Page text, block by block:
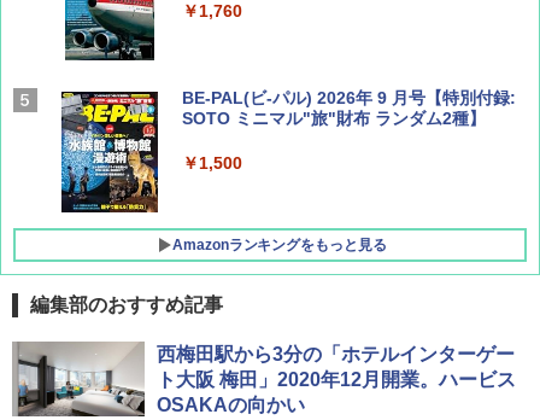
￥1,760
BE-PAL(ビ-パル) 2026年 9 月号【特別付録:
SOTO ミニマル"旅"財布 ランダム2種】
￥1,500
Amazonランキングをもっと見る
D40 地球の歩き方 チェンマイ タイ北部の魅
力的な町 2026～2027 地球の歩き方D アジア
￥2,079
[キャンパーズコレクション 山善] ポップアッ
プテント 傘みたいに広げて畳める パッとサ
ッとサンシェード キューブ フルクローズ メ
ッシュ 簡単設置 ワンタッチテント キャンプ
BUNDOK(バンドック)ソロ ドーム 1 EX BDK
-08EX カーキ ソロキャンプ ポリエステル フ
レーム テント
編集部のおすすめ記事
西梅田駅から3分の「ホテルインターゲー
ト大阪 梅田」2020年12月開業。ハービス
OSAKAの向かい